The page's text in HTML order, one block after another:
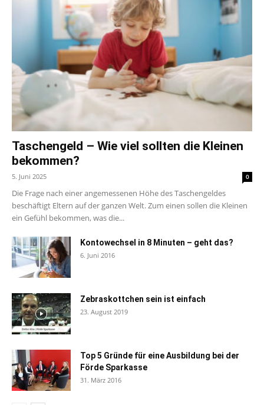
Taschengeld – Wie viel sollten die Kleinen
bekommen?
5. Juni 2025 0
Die Frage nach einer angemessenen Höhe des Taschengeldes
beschäftigt Eltern auf der ganzen Welt. Zum einen sollen die Kleinen
ein Gefühl bekommen, was die...
Kontowechsel in 8 Minuten – geht das?
6. Juni 2016
Zebraskottchen sein ist einfach
23. August 2019
Top 5 Gründe für eine Ausbildung bei der
Förde Sparkasse
31. März 2016